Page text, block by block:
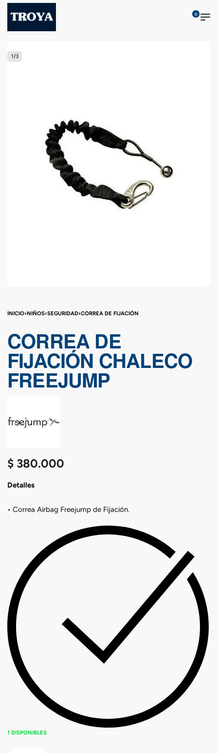
0
1/3
INICIO›NIÑOS›SEGURIDAD›CORREA DE FIJACIÓN
CORREA DE
FIJACIÓN CHALECO
FREEJUMP
$ 380.000
Detalles
• Correa Airbag Freejump de Fijación.
1 DISPONIBLES